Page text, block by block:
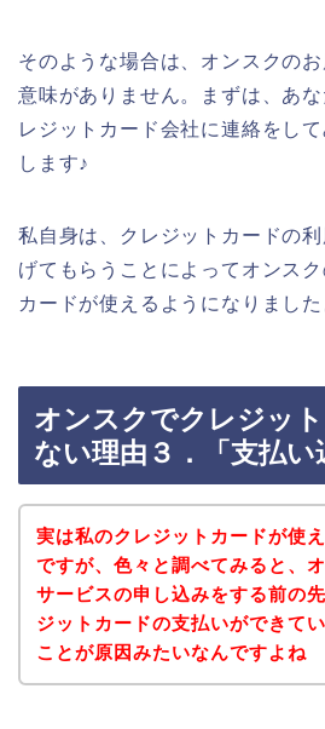
そのような場合は、オンスクの
意味がありません。まずは、あ
レジットカード会社に連絡をし
します♪
私自身は、クレジットカードの
げてもらうことによってオンス
カードが使えるようになりました
オンスクでクレジッ
ない理由３．「支払い
実は私のクレジットカードが使
ですが、色々と調べてみると、
サービスの申し込みをする前の
ジットカードの支払いができて
ことが原因みたいなんですよね